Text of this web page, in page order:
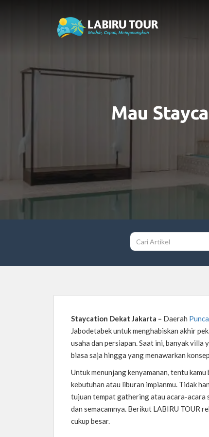
Mau
Staycation Dekat Jakarta – Daerah
Jabodetabek untuk menghabiskan akhir
usaha dan persiapan. Saat ini, banyak villa
biasa saja hingga yang menawarkan
Untuk menunjang kenyamanan, tentu
kebutuhan atau liburan impianmu. Tidak
tujuan tempat gathering atau acara-acara
dan semacamnya. Berikut LABIRU TOUR
cukup besar.